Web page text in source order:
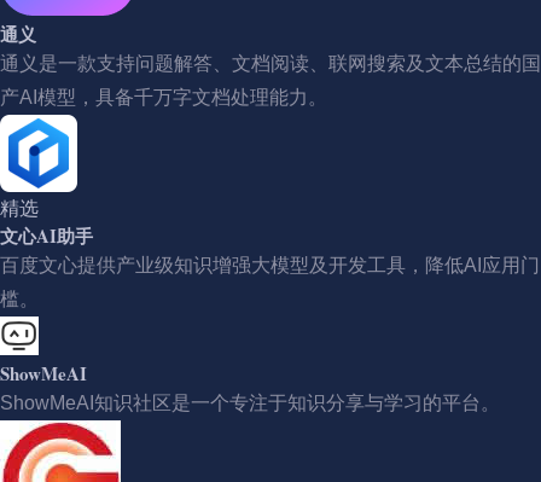
通义
通义是一款支持问题解答、文档阅读、联网搜索及文本总结的国
产AI模型，具备千万字文档处理能力。
精选
文心AI助手
百度文心提供产业级知识增强大模型及开发工具，降低AI应用门
槛。
ShowMeAI
ShowMeAI知识社区是一个专注于知识分享与学习的平台。